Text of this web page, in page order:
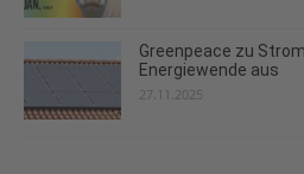
Greenpeace zu
Energiewende aus
27.11.2025